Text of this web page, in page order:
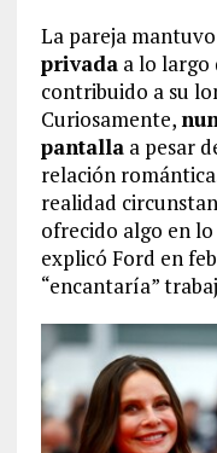
La pareja
privadaa lo largo
contribuido a su
Curiosamente,
pantallaa pesar
relación
realidad
ofrecido algo en
explicó Ford en
“encantaría”